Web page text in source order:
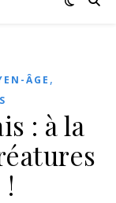
ÂGE ,
: à la